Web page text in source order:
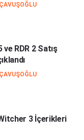
ve RDR 2 Satış
3 İçerikleri